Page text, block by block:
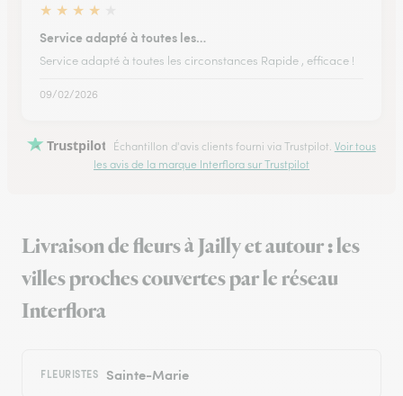
★ ★ ★ ★
Service adapté à toutes les…
Service adapté à toutes les circonstances Rapide , efficace !
09/02/2026
Trustpilot Échantillon d'avis clients fourni via Trustpilot. Voir tous
les avis de la marque Interflora sur Trustpilot
Livraison de fleurs à Jailly et autour : les
villes proches couvertes par le réseau
Interflora
FLEURISTES Sainte-Marie